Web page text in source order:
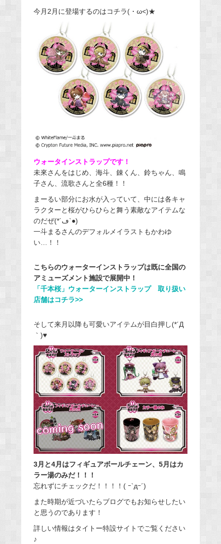
今月2月に登場するのはコチラ(・ω<)★
ウォータインストラップです！
未來さんをはじめ、海斗、錬くん、鈴ちゃん、鳴
子さん、流歌さんと全6種！！
まーるい部分にお水が入っていて、中には各キャ
ラクターと桜がひらひらと舞う素敵なアイテムな
のだぜ(*´ڡ`●)
一斗まるさんのデフォルメイラストもかわゆ
い…！！
こちらのウォーターインストラップは既に全国の
アミューズメント施設で展開中！
「千本桜」ウォーターインストラップ 取り扱い
店舗はコチラ>>
そして来月以降も可愛いアイテムが目白押し(*´Д
｀)♥
3月と4月はフィギュアボールチェーン、5月はカ
ラー湯のみだ！！！
忘れずにチェックだ！！！！( ｰ`дｰ´)
また時期が近づいたらブログでもお知らせしたい
と思うのであります！
詳しい情報はタイトー特設サイトでご覧ください
♪